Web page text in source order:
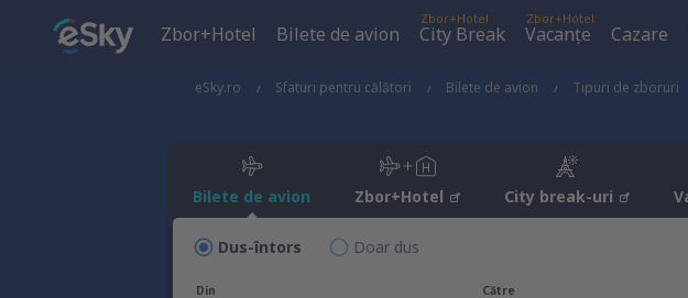
Zbor+Hotel Bilete de avion
Zbor+Hotel
City Break
Zbor+Hotel
Vacanţe Cazare
eSky.ro Sfaturi pentru călători Bilete de avion Tipuri de zboruri
Bilete de avion Zbor+Hotel City break-uri
Dus-întors Doar dus
Din Către